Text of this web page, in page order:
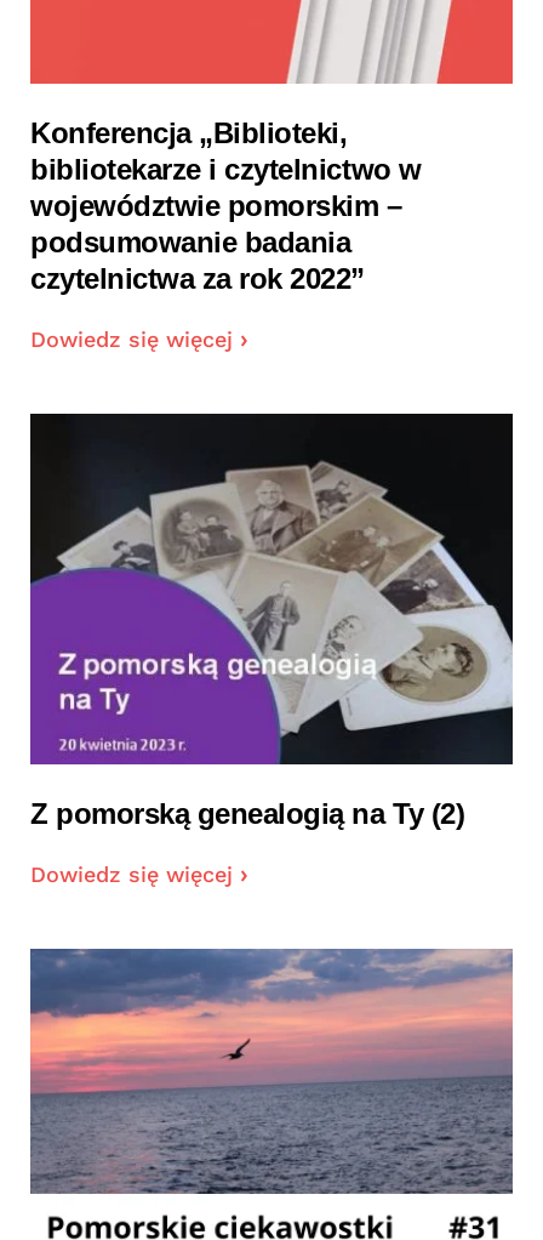
Konferencja „Biblioteki,
bibliotekarze i czytelnictwo w
województwie pomorskim –
podsumowanie badania
czytelnictwa za rok 2022”
Dowiedz się więcej
Z pomorską genealogią na Ty (2)
Dowiedz się więcej